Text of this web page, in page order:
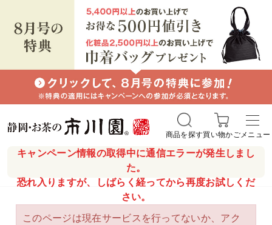
キャンペーン情報の取得中に通信エラーが発生しまし
た。
恐れ入りますが、しばらく経ってから再度お試しくだ
さい。
商品を探す買い物かごメニュー
このページは現在サービスを行ってないか、アク